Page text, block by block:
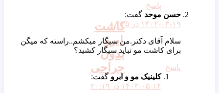
کاشت
ابرو
بدون
جراحی
پاسخ
حسن موحد گفت:
۱۴۰۲-۰۳-۱۹ در ۱۸:۴۵
سلام آقای دکتر.من سیگار میکشم..راسته که میگن
برای کاشت مو نباید سیگار کشید؟
پاسخ
کلینیک مو و ابرو گفت:
۱۴۰۳-۰۵-۱۴ در ۲۰:۱۹